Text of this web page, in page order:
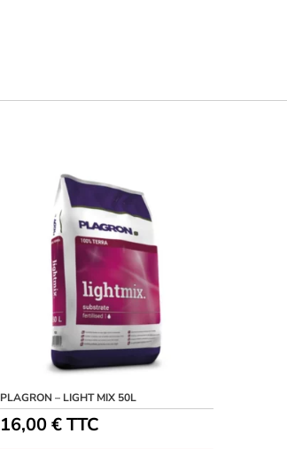
PLAGRON – LIGHT MIX 50L
16,00€TTC